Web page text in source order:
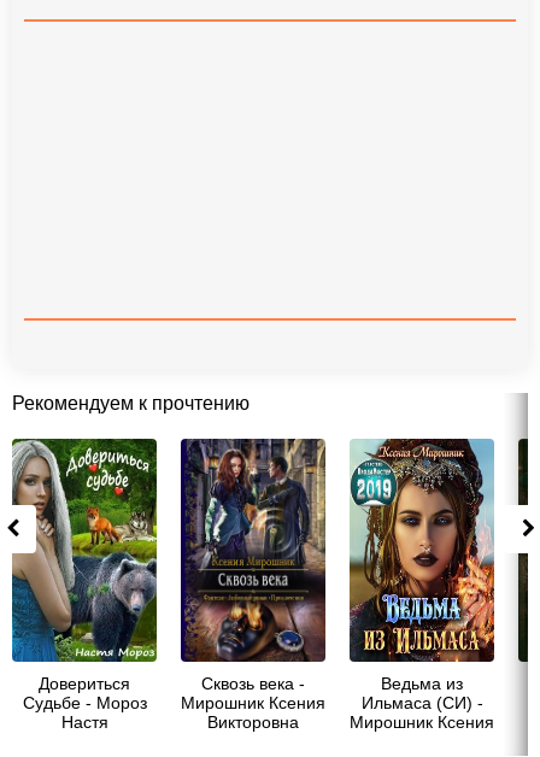
Рекомендуем к прочтению
Довериться
Судьбе - Мороз
Настя
Сквозь века -
Мирошник Ксения
Викторовна
Ведьма из
Ильмаса (СИ) -
Мирошник Ксения